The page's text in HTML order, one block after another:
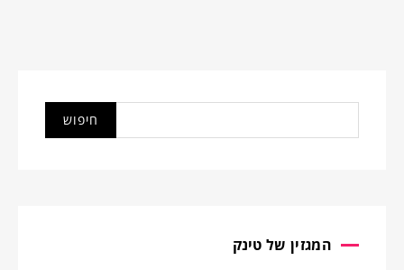
המגזין של טינק